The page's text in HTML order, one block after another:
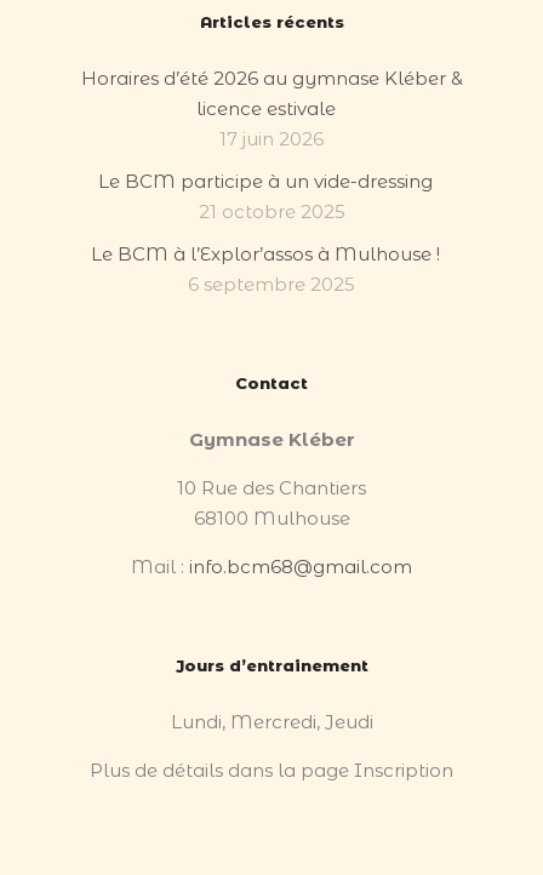
Articles récents
Horaires d’été 2026 au gymnase Kléber &
licence estivale
17 juin 2026
Le BCM participe à un vide-dressing
21 octobre 2025
Le BCM à l’Explor’assos à Mulhouse !
6 septembre 2025
Contact
Gymnase Kléber
10 Rue des Chantiers
68100 Mulhouse
Mail : info.bcm68@gmail.com
Jours d’entrainement
Lundi, Mercredi, Jeudi
Plus de détails dans la page Inscription